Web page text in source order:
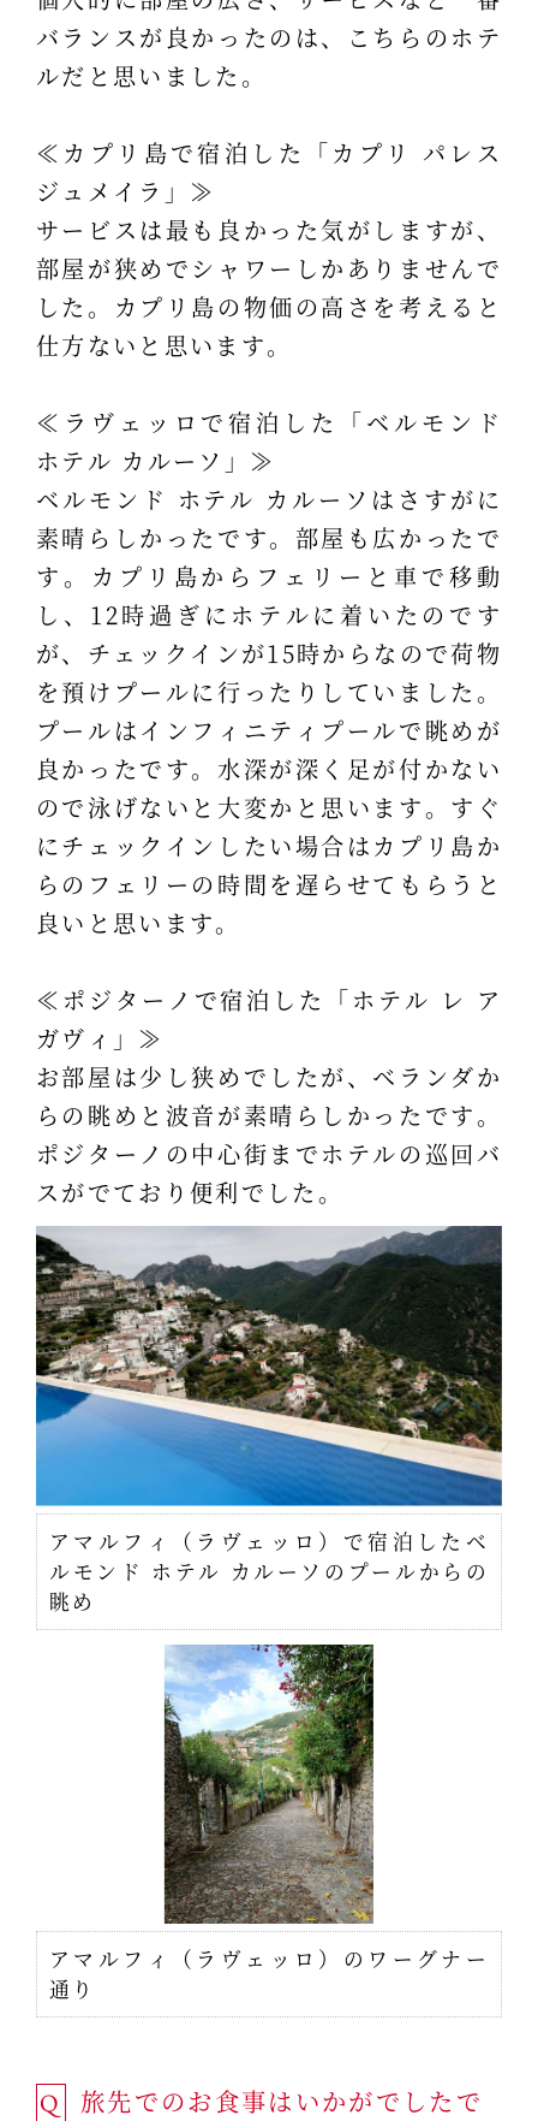
バランスが良かったのは、こちらのホテ
ルだと思いました。
≪カプリ島で宿泊した「カプリ パレス
ジュメイラ」≫
サービスは最も良かった気がしますが、
部屋が狭めでシャワーしかありませんで
した。カプリ島の物価の高さを考えると
仕方ないと思います。
≪ラヴェッロで宿泊した「ベルモンド
ホテル カルーソ」≫
ベルモンド ホテル カルーソはさすがに
素晴らしかったです。部屋も広かったで
す。カプリ島からフェリーと車で移動
し、12時過ぎにホテルに着いたのです
が、チェックインが15時からなので荷物
を預けプールに行ったりしていました。
プールはインフィニティプールで眺めが
良かったです。水深が深く足が付かない
ので泳げないと大変かと思います。すぐ
にチェックインしたい場合はカプリ島か
らのフェリーの時間を遅らせてもらうと
良いと思います。
≪ポジターノで宿泊した「ホテル レ ア
ガヴィ」≫
お部屋は少し狭めでしたが、ベランダか
らの眺めと波音が素晴らしかったです。
ポジターノの中心街までホテルの巡回バ
スがでており便利でした。
アマルフィ（ラヴェッロ）で宿泊したベ
ルモンド ホテル カルーソのプールからの
眺め
アマルフィ（ラヴェッロ）のワーグナー
通り
Q
旅先でのお食事はいかがでしたで